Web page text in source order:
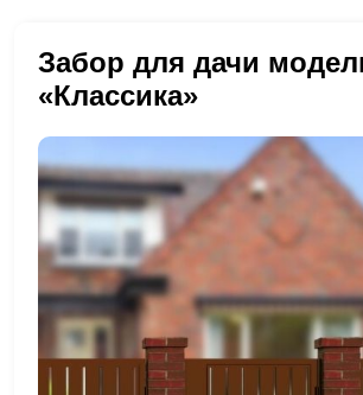
Забор для дачи
«Классика»